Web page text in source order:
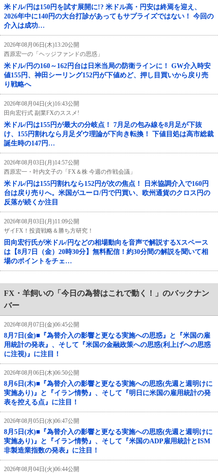
米ドル/円は150円を試す展開に!? 米ドル高・円安は終焉を迎え、
2026年中に140円の大台打診があってもサプライズではない！ 今回の
介入は成功…
2026年08月06日(木)13:20公開
西原宏一の「ヘッジファンドの思惑」
米ドル/円の160～162円台は日米当局の防衛ラインに！ GW介入時安
値155円、神田シーリング152円が下値めど、押し目買いから戻り売
り戦略へ
2026年08月04日(火)16:43公開
田向宏行式 副業FXのススメ!
米ドル/円は155円が最大の分岐点！ 7月足の包み線を8月足が下抜
け、155円割れなら月足ダウ理論が下向き転換！ 下値目処は高市総裁
誕生時の147円…
2026年08月03日(月)14:57公開
西原宏一・叶内文子の「FX＆株 今週の作戦会議」
米ドル/円は155円割れなら152円が次の焦点！ 日米協調介入で160円
台は戻り売りへ。米国がユーロ/円で円買い、欧州通貨のクロス円の
反落が続くか注目
2026年08月03日(月)11:09公開
ザイFX！投資戦略＆勝ち方研究！
田向宏行氏が米ドル/円などの相場動向を音声で解説するXスペース
は【8月7日（金）20時30分】無料配信！約30分間の解説を聞いて相
場のポイントをチェ…
FX・羊飼いの「今日の為替はこれで動く！」のバックナン
バー
2026年08月07日(金)06:45公開
8月7日(金)■『為替介入の影響と更なる実施への思惑』と『米国の雇
用統計の発表』、そして『米国の金融政策への思惑(利上げへの思惑
に注視)』に注目！
2026年08月06日(木)06:50公開
8月6日(木)■『為替介入の影響と更なる実施への思惑(先週と週明けに
実施あり)』と『イラン情勢』、そして『明日に米国の雇用統計の発
表を控える点』に注目！
2026年08月05日(水)06:47公開
8月5日(水)■『為替介入の影響と更なる実施への思惑(先週と週明けに
実施あり)』と『イラン情勢』、そして『米国のADP雇用統計とISM
非製造業指数の発表』に注目！
2026年08月04日(火)06:44公開